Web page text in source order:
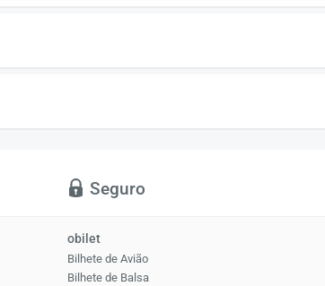
Seguro
obilet
Bilhete de Avião
Bilhete de Balsa